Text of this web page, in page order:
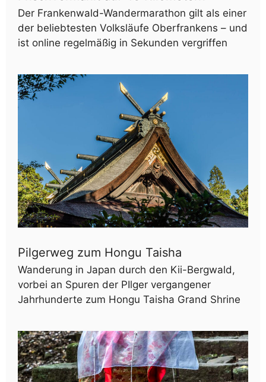
Der Frankenwald-Wandermarathon gilt als einer
der beliebtesten Volksläufe Oberfrankens – und
ist online regelmäßig in Sekunden vergriffen
Pilgerweg zum Hongu Taisha
Wanderung in Japan durch den Kii-Bergwald,
vorbei an Spuren der PIlger vergangener
Jahrhunderte zum Hongu Taisha Grand Shrine